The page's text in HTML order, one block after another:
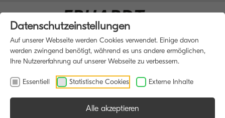
Datenschutzeinstellungen
Auf unserer Webseite werden Cookies verwendet. Einige davon
werden zwingend benötigt, während es uns andere ermöglichen,
Ihre Nutzererfahrung auf unserer Webseite zu verbessern.
Essentiell Statistische Cookies Externe Inhalte
Alle akzeptieren